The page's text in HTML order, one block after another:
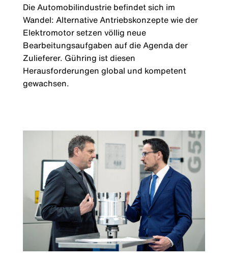
Die Automobilindustrie befindet sich im
Wandel: Alternative Antriebskonzepte wie der
Elektromotor setzen völlig neue
Bearbeitungsaufgaben auf die Agenda der
Zulieferer. Gühring ist diesen
Herausforderungen global und kompetent
gewachsen.